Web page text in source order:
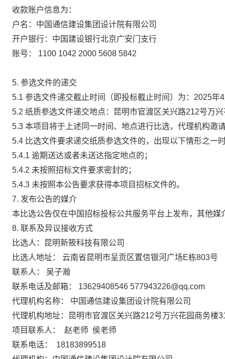
收款账户信息为：
户名：中国通信建设集团设计院有限公司
开户银行：中国建设银行北京广安门支行
账号：
1100 1042 2000 5608 5842
5. 参选文件的递交
5.1 参选文件递交截止时间（即投标截止时间）为： 2025年
5.2 纸质参选文件递交地点：昆明市官渡区关兴路212号万
5.3 本项目将于上述同一时间、地点进行比选， 代理机构邀
5.4 比选文件要求递交纸质参选文件的，出现以下情形之一
5.4.1 逾期送达或者未送达指定地点的；
5.4.2 未按照招标文件要求密封的；
5.4.3 未按照本公告要求获得本项目招标文件的。
7. 发布公告的媒介
本比选公告仅在中国招标投标公共服务平台上发布，其他媒
8. 联系及异议接收方式
比选人：昆明新筱科技有限公司
比选人地址：
云南省昆明市呈贡区置信银河广场E栋803号
联系人：
吴子瀚
联系电话及邮箱：
13629408546 577943226@qq.com
代理机构名称：
中国通信建设集团设计院有限公司
代理机构地址：昆明市官渡区关兴路212号万兴花园商务楼
项目联系人：
赵老师 侯老师
联系电话：
18183899518